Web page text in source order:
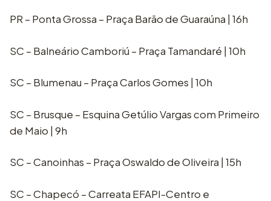
PR – Ponta Grossa – Praça Barão de Guaraúna | 16h
SC – Balneário Camboriú – Praça Tamandaré | 10h
SC – Blumenau – Praça Carlos Gomes | 10h
SC – Brusque – Esquina Getúlio Vargas com Primeiro
de Maio | 9h
SC – Canoinhas – Praça Oswaldo de Oliveira | 15h
SC – Chapecó – Carreata EFAPI-Centro e